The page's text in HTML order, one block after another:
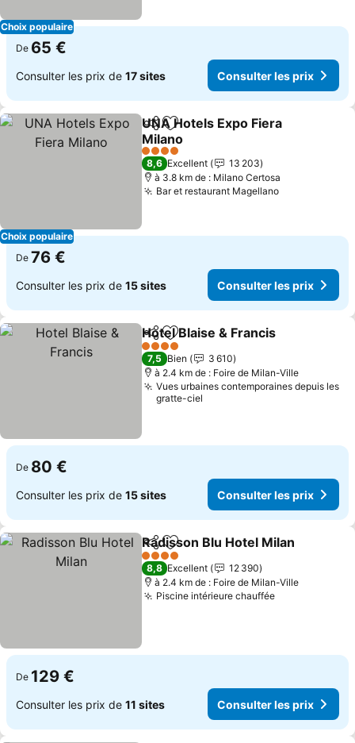
Choix populaire
De 65 €
Consulter les prix de 17 sites Consulter les prix
Choix populaire
PartagerAjouter à mes favoris
UNA Hotels Expo Fiera
Milano
4 Étoiles
8,6 Excellent
13 203
à 3.8 km de : Milano Certosa
Bar et restaurant Magellano
De 76 €
Consulter les prix de 15 sites Consulter les prix
PartagerAjouter à mes favoris
Hotel Blaise & Francis
4 Étoiles
7,5 Bien
3 610
à 2.4 km de : Foire de Milan-Ville
Vues urbaines contemporaines depuis les
gratte-ciel
De 80 €
Consulter les prix de 15 sites Consulter les prix
PartagerAjouter à mes favoris
Radisson Blu Hotel Milan
4 Étoiles
8,8 Excellent
12 390
à 2.4 km de : Foire de Milan-Ville
Piscine intérieure chauffée
De 129 €
Consulter les prix de 11 sites Consulter les prix